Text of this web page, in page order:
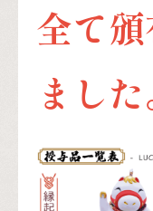
全て
ました